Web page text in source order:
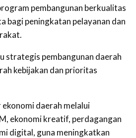
pembangunan berkualitas
bagi peningkatan pelayanan dan
strategis pembangunan daerah
kebijakan dan prioritas
daerah melalui
ekonomi kreatif, perdagangan
digital, guna meningkatkan